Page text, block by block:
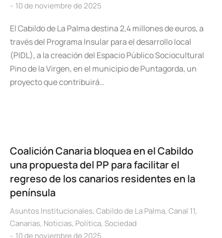
10 de noviembre de 2025
El Cabildo de La Palma destina 2,4 millones de euros, a
través del Programa Insular para el desarrollo local
(PIDL), a la creación del Espacio Público Sociocultural
Pino de la Virgen, en el municipio de Puntagorda, un
proyecto que contribuirá…
Coalición Canaria bloquea en el Cabildo
una propuesta del PP para facilitar el
regreso de los canarios residentes en la
península
Asuntos Institucionales, Cabildo de La Palma, Canal 11,
Canarias, Noticias, Política, Sociedad
10 de noviembre de 2025